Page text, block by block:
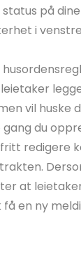
på
i
vil huske
gang du
redigere
at
en ny